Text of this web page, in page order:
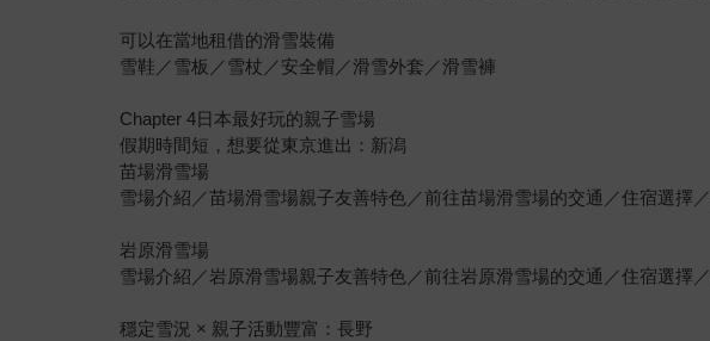
可以在當地租借的滑雪裝備
雪鞋／雪板／雪杖／安全帽／滑雪外套／滑雪褲
Chapter 4日本最好玩的親子雪場
假期時間短，想要從東京進出：新潟
苗場滑雪場
雪場介紹／苗場滑雪場親子友善特色／前往苗場滑雪場的交通／住宿選擇
岩原滑雪場
雪場介紹／岩原滑雪場親子友善特色／前往岩原滑雪場的交通／住宿選
穩定雪況 × 親子活動豐富：長野